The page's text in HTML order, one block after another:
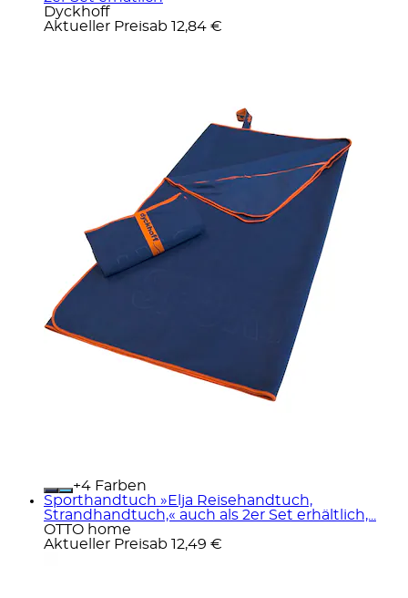
Dyckhoff
Aktueller Preisab 12,84 €
+
Farben
Sporthandtuch »Elja Reisehandtuch,
Strandhandtuch,« auch als 2er Set erhältlich,...
OTTO home
Aktueller Preisab 12,49 €